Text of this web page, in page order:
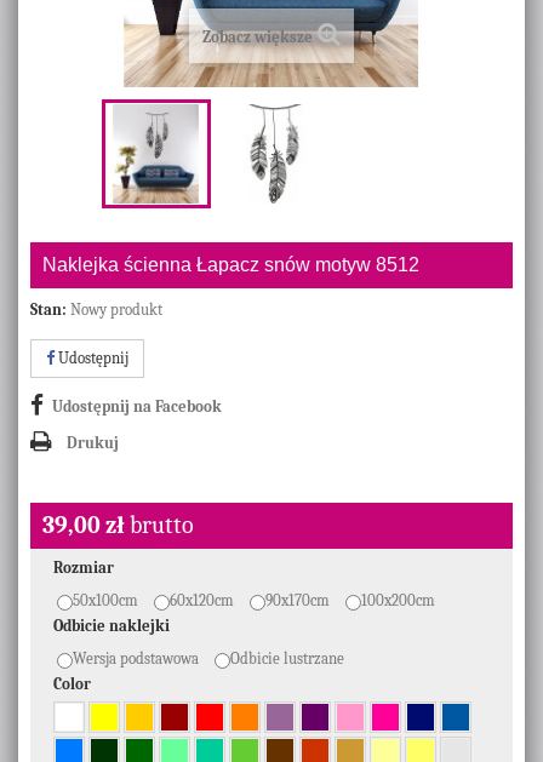
Zobacz większe
Naklejka ścienna Łapacz snów motyw 8512
Stan: Nowy produkt
Udostępnij
Udostępnij na Facebook
Drukuj
39,00 złbrutto
Rozmiar
50x100cm
60x120cm 90x170cm
100x200cm
Odbicie naklejki
Wersja podstawowa
Odbicie lustrzane
Color